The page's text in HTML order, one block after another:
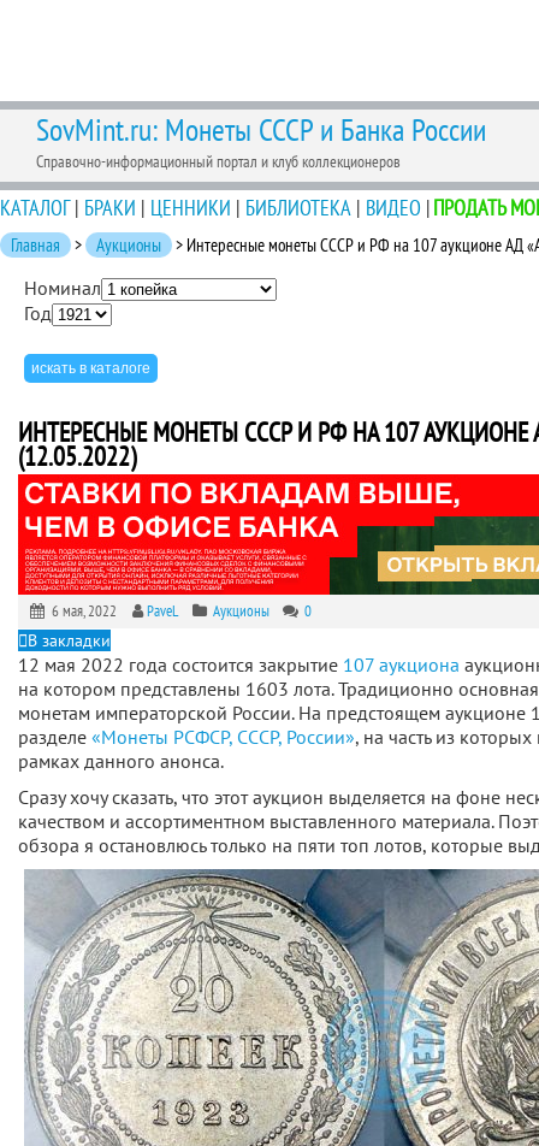
SovMint.ru: Монеты СССР и Банка России
Справочно-информационный портал и клуб коллекционеров
КАТАЛОГ| БРАКИ | ЦЕННИКИ | БИБЛИОТЕКА | ВИДЕО |ПРОДАТЬ
Главная > Аукционы > Интересные монеты СССР и РФ на 107 аукционе АД
Номинал
Год
ИНТЕРЕСНЫЕ МОНЕТЫ СССР И РФ НА 107 АУКЦИОНЕ
(12.05.2022)
6 мая, 2022 PaveL Аукционы 0
В закладки
12 мая 2022 года состоится закрытие 107 аукциона
на котором представлены 1603 лота. Традиционно основная
монетам императорской России. На предстоящем аукционе
разделе «Монеты РСФСР, СССР, России», на часть из
рамках данного анонса.
Сразу хочу сказать, что этот аукцион выделяется на фоне
качеством и ассортиментном выставленного материала.
обзора я остановлюсь только на пяти топ лотов, которые